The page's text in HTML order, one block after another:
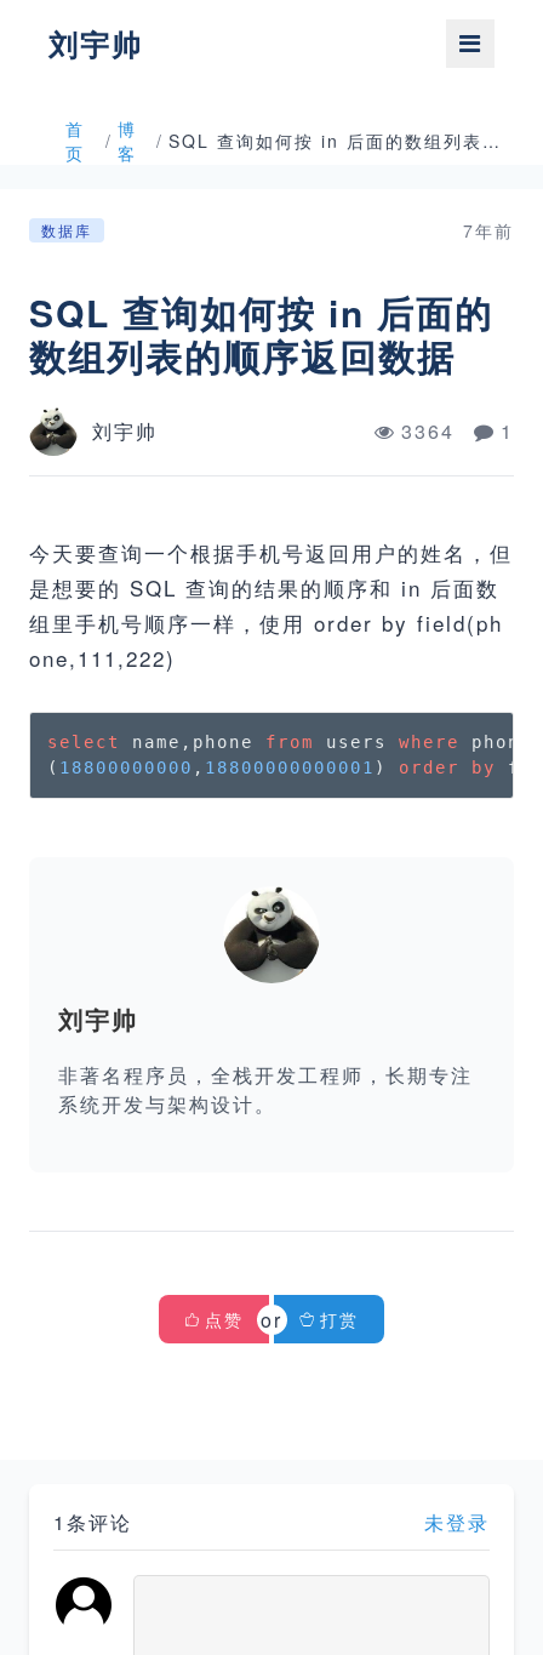
刘宇帅
首
页
/ 博
客
/ SQL 查询如何按 in 后面的数组列表的顺序返回数据
数据库 7年前
SQL 查询如何按 in 后面的
数组列表的顺序返回数据
刘宇帅 3364 1
今天要查询一个根据手机号返回用户的姓名，但
是想要的 SQL 查询的结果的顺序和 in 后面数
组里手机号顺序一样，使用 order by field(ph
one,111,222)
select name,phone from users where
phone
( 18800000000 , 18800000000001 ) order by
刘宇帅
非著名程序员，全栈开发工程师，长期专注
系统开发与架构设计。
点赞 打赏
1条评论 未登录